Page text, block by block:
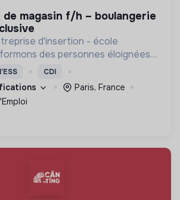
d'insertion - école
des personnes éloignées
de la boulangerie.
CDI
Paris, France